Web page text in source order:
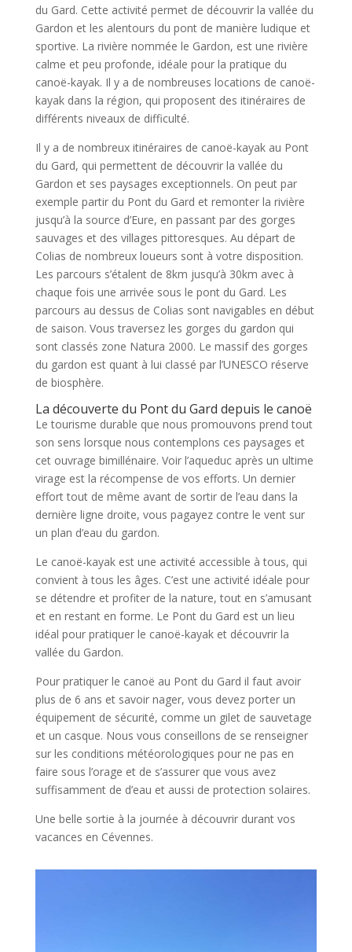
du Gard. Cette activité permet de découvrir la vallée du
Gardon et les alentours du pont de manière ludique et
sportive. La rivière nommée le Gardon, est une rivière
calme et peu profonde, idéale pour la pratique du
canoë-kayak. Il y a de nombreuses locations de canoë-
kayak dans la région, qui proposent des itinéraires de
différents niveaux de difficulté.
Il y a de nombreux itinéraires de canoë-kayak au Pont
du Gard, qui permettent de découvrir la vallée du
Gardon et ses paysages exceptionnels. On peut par
exemple partir du Pont du Gard et remonter la rivière
jusqu’à la source d’Eure, en passant par des gorges
sauvages et des villages pittoresques. Au départ de
Colias de nombreux loueurs sont à votre disposition.
Les parcours s’étalent de 8km jusqu’à 30km avec à
chaque fois une arrivée sous le pont du Gard. Les
parcours au dessus de Colias sont navigables en début
de saison. Vous traversez les gorges du gardon qui
sont classés zone Natura 2000. Le massif des gorges
du gardon est quant à lui classé par l’UNESCO réserve
de biosphère.
La découverte du Pont du Gard depuis le canoë
Le tourisme durable que nous promouvons prend tout
son sens lorsque nous contemplons ces paysages et
cet ouvrage bimillénaire. Voir l’aqueduc après un ultime
virage est la récompense de vos efforts. Un dernier
effort tout de même avant de sortir de l’eau dans la
dernière ligne droite, vous pagayez contre le vent sur
un plan d’eau du gardon.
Le canoë-kayak est une activité accessible à tous, qui
convient à tous les âges. C’est une activité idéale pour
se détendre et profiter de la nature, tout en s’amusant
et en restant en forme. Le Pont du Gard est un lieu
idéal pour pratiquer le canoë-kayak et découvrir la
vallée du Gardon.
Pour pratiquer le canoë au Pont du Gard il faut avoir
plus de 6 ans et savoir nager, vous devez porter un
équipement de sécurité, comme un gilet de sauvetage
et un casque. Nous vous conseillons de se renseigner
sur les conditions météorologiques pour ne pas en
faire sous l’orage et de s’assurer que vous avez
suffisamment de d’eau et aussi de protection solaires.
Une belle sortie à la journée à découvrir durant vos
vacances en Cévennes.